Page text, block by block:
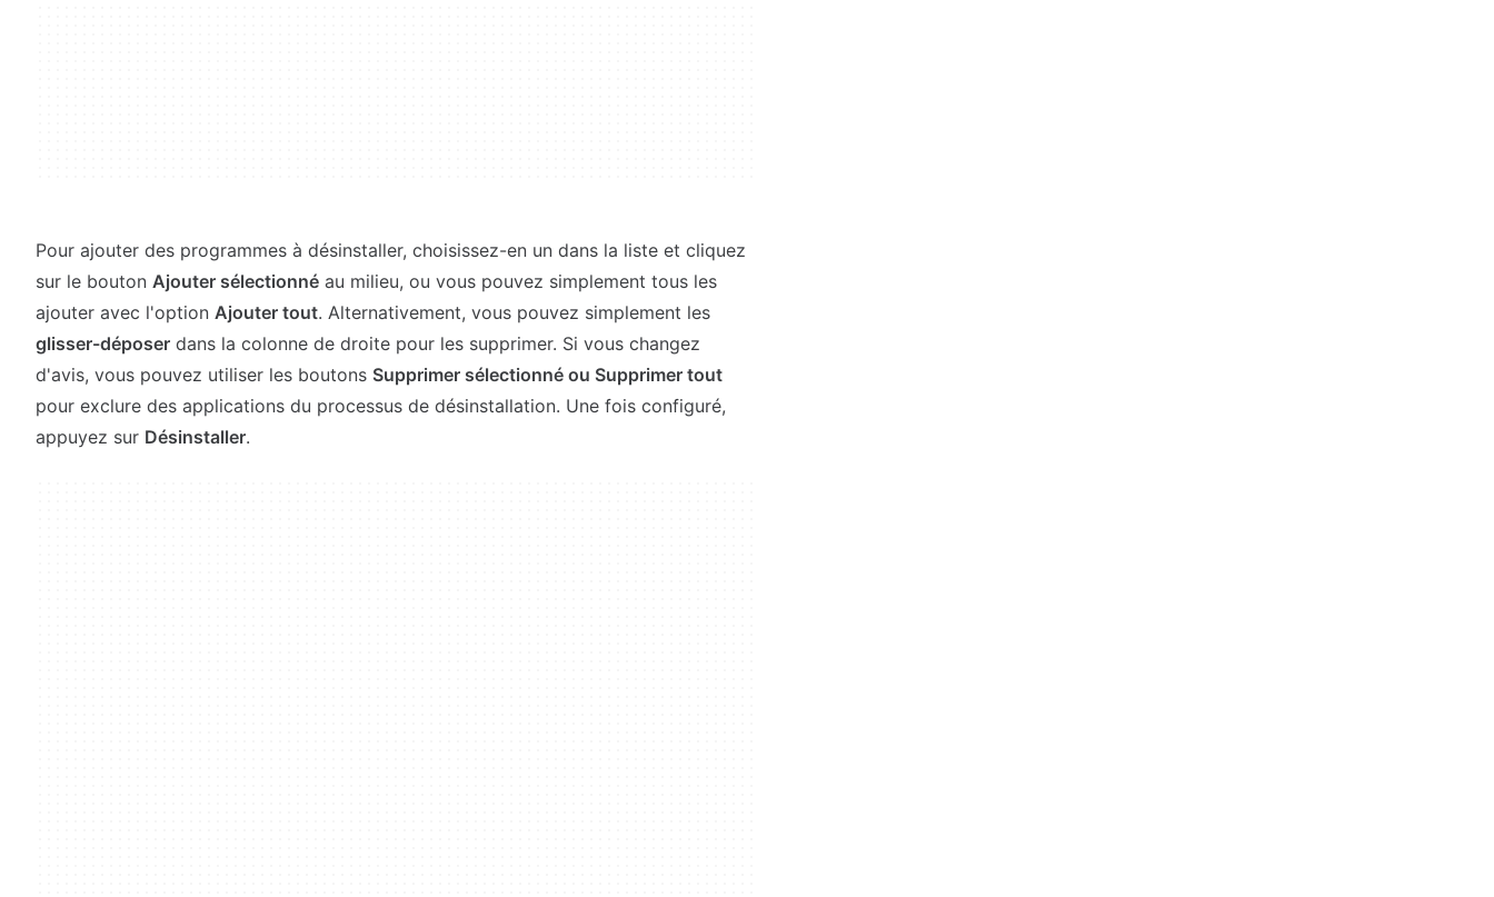
Pour ajouter des programmes à désinstaller, choisissez-en un dans la liste et cliquez
sur le bouton Ajouter sélectionné au milieu, ou vous pouvez simplement tous les
ajouter avec l'option Ajouter tout. Alternativement, vous pouvez simplement les
glisser-déposer dans la colonne de droite pour les supprimer. Si vous changez
d'avis, vous pouvez utiliser les boutons Supprimer sélectionné ou Supprimer tout
pour exclure des applications du processus de désinstallation. Une fois configuré,
appuyez sur Désinstaller.